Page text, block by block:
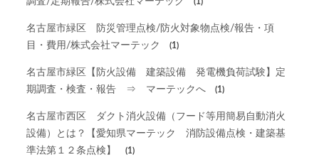
名古屋市緑区 防災管理点検/防火対象物点検/報告・項
目・費用/株式会社マーテック
(1)
名古屋市緑区【防火設備 建築設備 発電機負荷試験】定
期調査・検査・報告 ⇒ マーテックへ
(1)
名古屋市西区 ダクト消火設備（フード等用簡易自動消火
設備）とは？【愛知県マーテック 消防設備点検・建築基
準法第１２条点検】
(1)